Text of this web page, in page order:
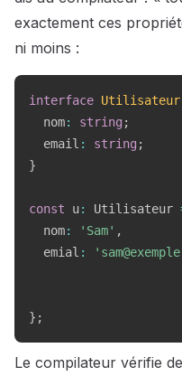
exactement ces
ni moins :
interface Utilisateur
  nom
: string ;
  email
: string ;
}
const u: Utilisateur
  nom
: 'Sam' ,
  emial
:
} ;
Le compilateur vérifie